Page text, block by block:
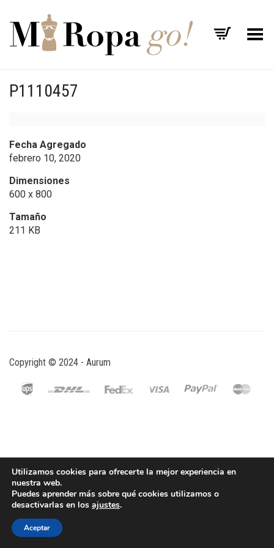
Menú
P1110457
Fecha Agregado
febrero 10, 2020
Dimensiones
600 x 800
Tamaño
211 KB
Copyright © 2024 - Aurum
Utilizamos cookies para ofrecerte la mejor experiencia en
nuestra web.
Puedes aprender más sobre qué cookies utilizamos o
desactivarlas en los ajustes.
Aceptar